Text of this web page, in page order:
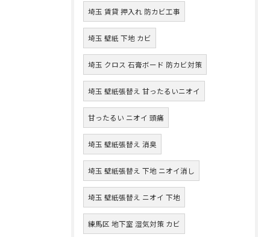
埼玉 賃貸 押入れ 防カビ工事
埼玉 壁紙 下地 カビ
埼玉 クロス 石膏ボード 防カビ対策
埼玉 壁紙張替え 甘ったるいニオイ
甘ったるい ニオイ 頭痛
埼玉 壁紙張替え 消臭
埼玉 壁紙張替え 下地 ニオイ消し
埼玉 壁紙張替え ニオイ 下地
練馬区 地下室 湿気対策 カビ